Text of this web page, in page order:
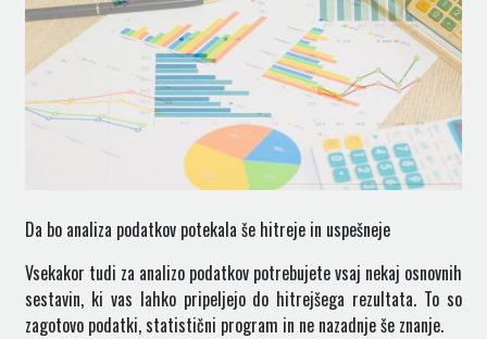
Da bo analiza podatkov potekala še hitreje in uspešneje
Vsekakor tudi za analizo podatkov potrebujete vsaj nekaj osnovnih
sestavin, ki vas lahko pripeljejo do hitrejšega rezultata. To so
zagotovo podatki, statistični program in ne nazadnje še znanje.